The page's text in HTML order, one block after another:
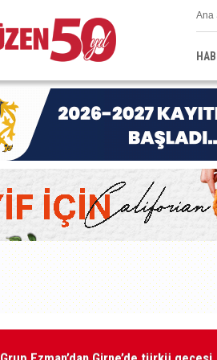
Ana
Grup Ezman’dan Girne’de türkü gecesi